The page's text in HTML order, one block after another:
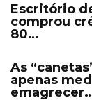
Escritório
comprou
80…
As
apenas